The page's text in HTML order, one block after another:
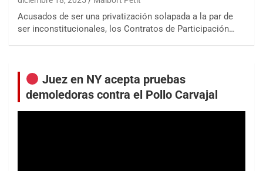
Acusados de ser una privatización solapada a la par de
ser inconstitucionales, los Contratos de Participación…
Juez en NY acepta pruebas
demoledoras contra el Pollo Carvajal